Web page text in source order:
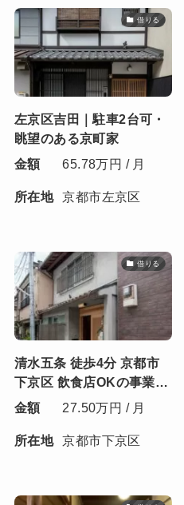
借りる
左京区吉田｜駐車2台可・
眺望のある京町家
金額
65.78万円 / 月
所在地 京都市左京区
借りる
清⽔五条 徒歩4分 京都市
下京区 飲⾷店OKの事業用
町家
金額 27.50万円 / 月
所在地 京都市下京区